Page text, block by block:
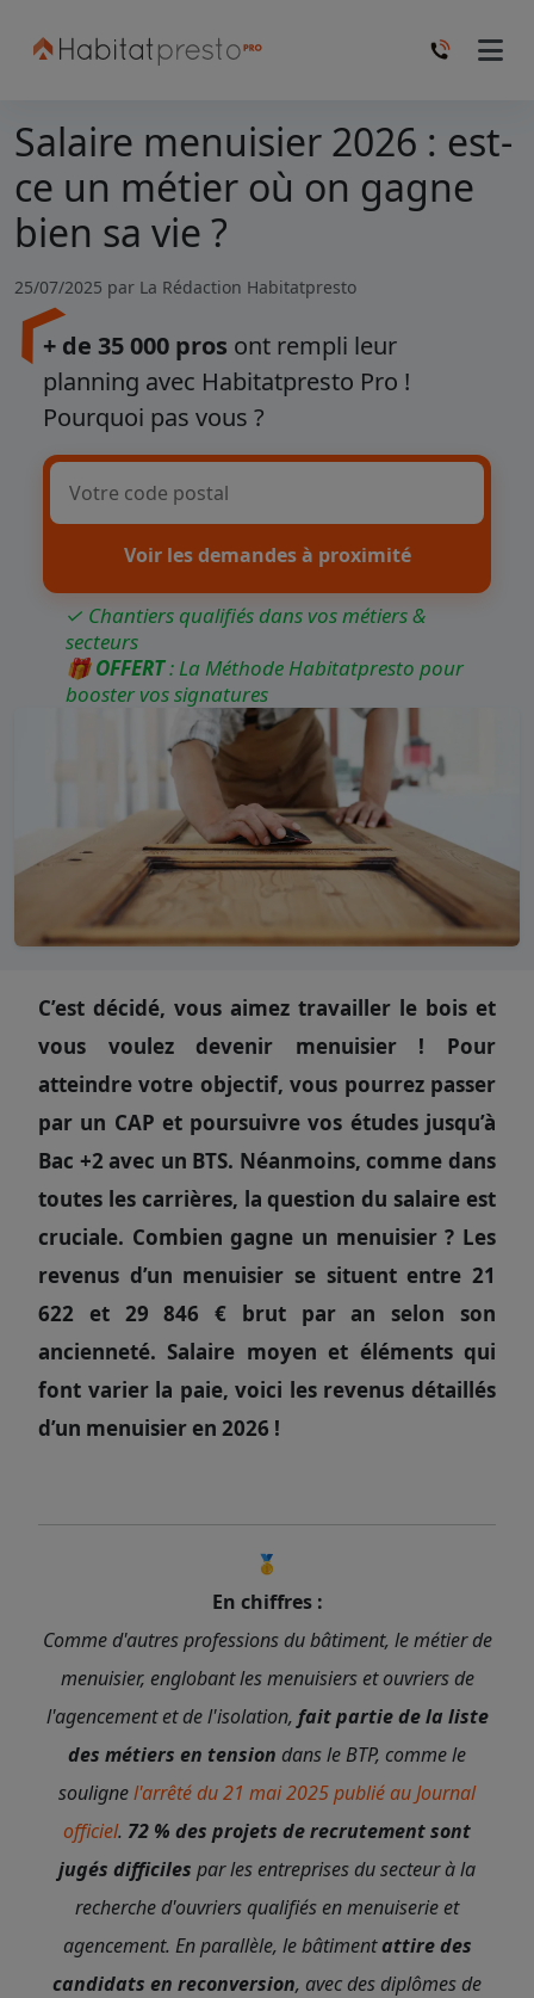
Salaire menuisier 2026 : est-
ce un métier où on gagne
bien sa vie ?
25/07/2025 par La Rédaction Habitatpresto
+ de 35 000 pros ont rempli leur
planning avec Habitatpresto Pro !
Pourquoi pas vous ?
Voir les demandes à proximité
✓ Chantiers qualifiés dans vos métiers &
secteurs
🎁OFFERT: La Méthode Habitatpresto pour
booster vos signatures
C’est décidé, vous aimez travailler le bois et
vous voulez devenir menuisier ! Pour
atteindre votre objectif, vous pourrez passer
par un CAP et poursuivre vos études jusqu’à
Bac +2 avec un BTS. Néanmoins, comme dans
toutes les carrières, la question du salaire est
cruciale. Combien gagne un menuisier ? Les
revenus d’un menuisier se situent entre 21
622 et 29 846 € brut par an selon son
ancienneté. Salaire moyen et éléments qui
font varier la paie, voici les revenus détaillés
d’un menuisier en 2026 !
🥇
En chiffres :
Comme d'autres professions du bâtiment, le métier de
menuisier, englobant les menuisiers et ouvriers de
l'agencement et de l'isolation, fait partie de la liste
des métiers en tension dans le BTP, comme le
soulignel'arrêté du 21 mai 2025 publié au Journal
officiel. 72 % des projets de recrutement sont
jugés difficiles par les entreprises du secteur à la
recherche d'ouvriers qualifiés en menuiserie et
agencement. En parallèle, le bâtimentattire des
candidats en reconversion, avec des diplômes de